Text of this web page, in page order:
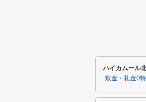
ハイカムール
敷金・礼金0